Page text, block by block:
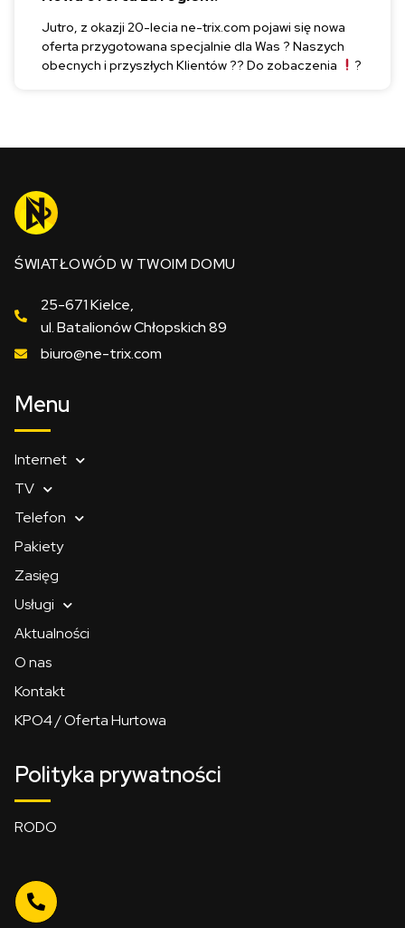
Jutro, z okazji 20-lecia ne-trix.com pojawi się nowa
oferta przygotowana specjalnie dla Was ? Naszych
obecnych i przyszłych Klientów ?? Do zobaczenia
?
ŚWIATŁOWÓD W TWOIM DOMU
25-671 Kielce,
ul. Batalionów Chłopskich 89
biuro@ne-trix.com
Menu
Internet
TV
Telefon
Pakiety
Zasięg
Usługi
Aktualności
O nas
Kontakt
KPO4 / Oferta Hurtowa
Polityka prywatności
RODO